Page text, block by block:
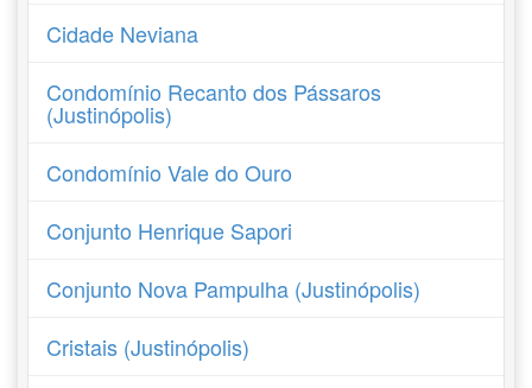
Cidade Neviana
Condomínio Recanto dos Pássaros
(Justinópolis)
Condomínio Vale do Ouro
Conjunto Henrique Sapori
Conjunto Nova Pampulha (Justinópolis)
Cristais (Justinópolis)